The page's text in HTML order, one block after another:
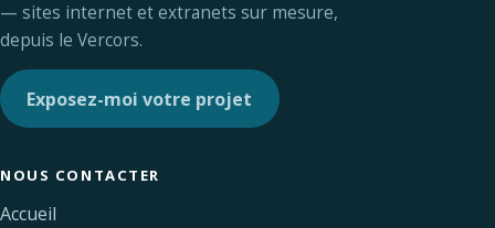
— sites internet et extranets sur mesure,
depuis le Vercors.
Exposez-moi votre projet
NOUS CONTACTER
Accueil